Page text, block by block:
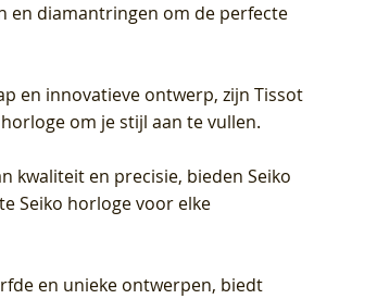
en diamantringen om de perfecte
en innovatieve ontwerp, zijn Tissot
om je stijl aan te vullen.
kwaliteit en precisie, bieden Seiko
Seiko horloge voor elke
en unieke ontwerpen, biedt